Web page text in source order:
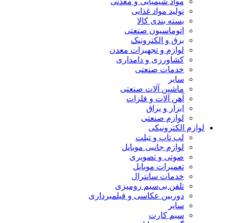
تولید مواد غذایی
بسته بندی کالا
اتوماسیون صنعتی
برق و الکترونیک
لوازم و تجهیزات معدن
کشاورزی و دامداری
خدمات صنعتی
سایر
ماشین آلات صنعتی
آهن آلات و فلزات
ابزار و یراق
لوازم صنعتی
لوازم الکترونیکی
لپ تاپ و تبلت
لوازم جانبی موبایل
صوتی و تصویری
تعمیرات موبایل
خدمات سانترال
تلفن بی‌سیم رومیزی
دوربین عکاسی و فیلمبرداری
سایر
سیم کارت